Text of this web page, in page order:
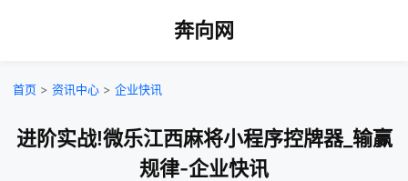
奔向网
首页 > 资讯中心 > 企业快讯
进阶实战!微乐江西麻将小程序控牌器_输赢
规律-企业快讯